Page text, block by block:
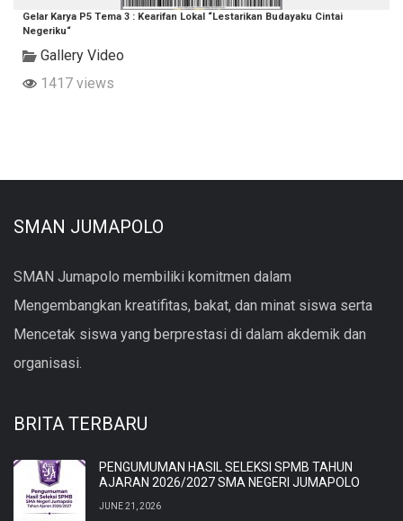
Gelar Karya P5 Tema 3 : Kearifan Lokal “Lestarikan Budayaku Cintai
Negeriku“
Gallery Video
1417 views
SMAN JUMAPOLO
SMAN Jumapolo membiliki komitmen dalam
Mengembangkan kreatifitas, bakat, dan minat siswa serta
Mencetak siswa yang berprestasi di dalam akdemik dan
organisasi.
BRITA TERBARU
PENGUMUMAN HASIL SELEKSI SPMB TAHUN
AJARAN 2026/2027 SMA NEGERI JUMAPOLO
JUNE 21, 2026